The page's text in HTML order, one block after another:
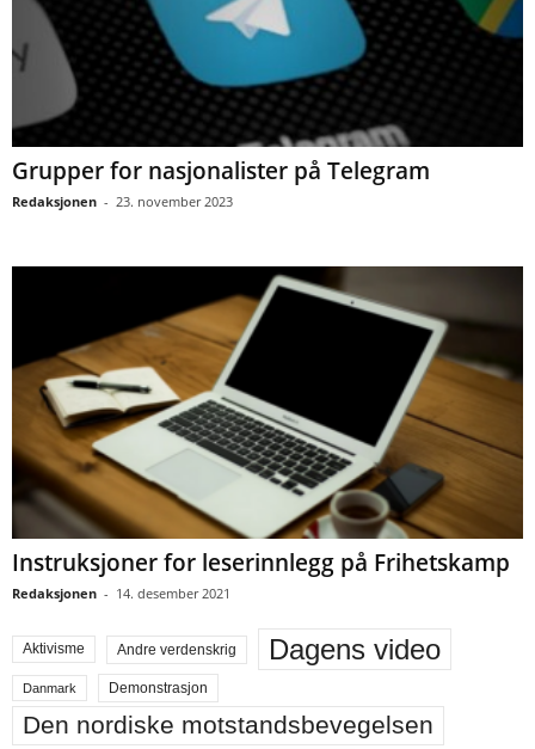
Grupper for nasjonalister på Telegram
Redaksjonen - 23. november 2023
Instruksjoner for leserinnlegg på Frihetskamp
Redaksjonen - 14. desember 2021
Aktivisme Andre verdenskrig Dagens video
Danmark Demonstrasjon
Den nordiske motstandsbevegelsen